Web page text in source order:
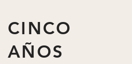
CINCO
AÑOS